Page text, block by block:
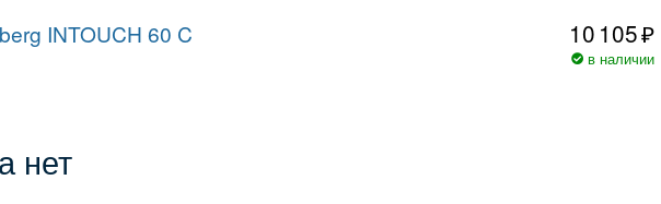
INTOUCH 60 C 10 105
в наличии
нет